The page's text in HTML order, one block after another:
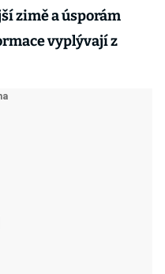
zimě a úsporám
vyplývají z